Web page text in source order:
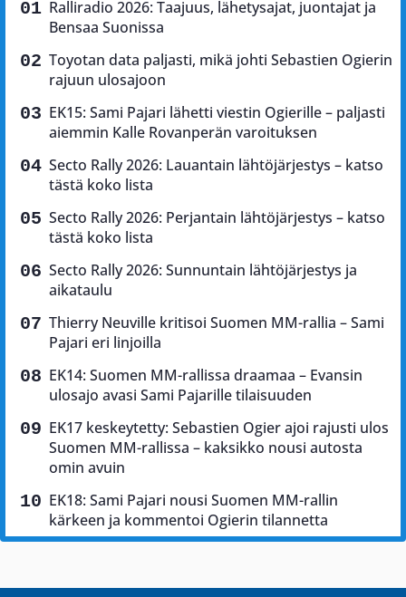
Ralliradio 2026: Taajuus, lähetysajat, juontajat ja
Bensaa Suonissa
Toyotan data paljasti, mikä johti Sebastien Ogierin
rajuun ulosajoon
EK15: Sami Pajari lähetti viestin Ogierille – paljasti
aiemmin Kalle Rovanperän varoituksen
Secto Rally 2026: Lauantain lähtöjärjestys – katso
tästä koko lista
Secto Rally 2026: Perjantain lähtöjärjestys – katso
tästä koko lista
Secto Rally 2026: Sunnuntain lähtöjärjestys ja
aikataulu
Thierry Neuville kritisoi Suomen MM-rallia – Sami
Pajari eri linjoilla
EK14: Suomen MM-rallissa draamaa – Evansin
ulosajo avasi Sami Pajarille tilaisuuden
EK17 keskeytetty: Sebastien Ogier ajoi rajusti ulos
Suomen MM-rallissa – kaksikko nousi autosta
omin avuin
EK18: Sami Pajari nousi Suomen MM-rallin
kärkeen ja kommentoi Ogierin tilannetta